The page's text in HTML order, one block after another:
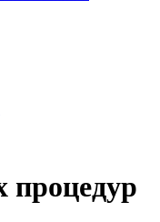
процедур